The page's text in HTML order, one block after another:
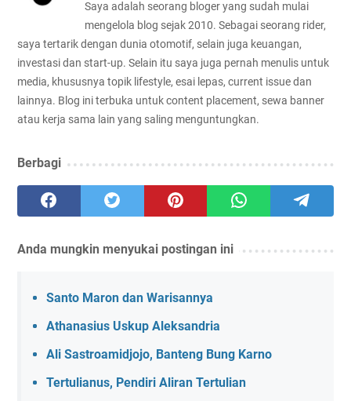
Saya adalah seorang bloger yang sudah mulai
mengelola blog sejak 2010. Sebagai seorang rider,
saya tertarik dengan dunia otomotif, selain juga keuangan,
investasi dan start-up. Selain itu saya juga pernah menulis untuk
media, khususnya topik lifestyle, esai lepas, current issue dan
lainnya. Blog ini terbuka untuk content placement, sewa banner
atau kerja sama lain yang saling menguntungkan.
Berbagi
Anda mungkin menyukai postingan ini
Santo Maron dan Warisannya
Athanasius Uskup Aleksandria
Ali Sastroamidjojo, Banteng Bung Karno
Tertulianus, Pendiri Aliran Tertulian